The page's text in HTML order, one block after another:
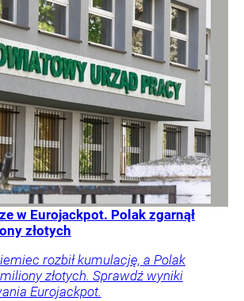
w Eurojackpot. Polak zgarnął
złotych
rozbił kumulację, a Polak
złotych. Sprawdź wyniki
Eurojackpot.